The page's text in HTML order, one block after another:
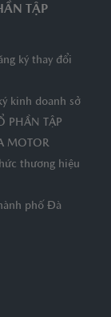
TẬP
ký thay đổi
kinh doanh sở
PHẦN TẬP
MOTOR
thương hiệu
phố Đà